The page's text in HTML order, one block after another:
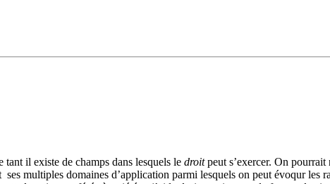
il existe de champs dans lesquels le droitpeut s’exercer. On
multiples domaines d’application parmi lesquels on peut évoqur